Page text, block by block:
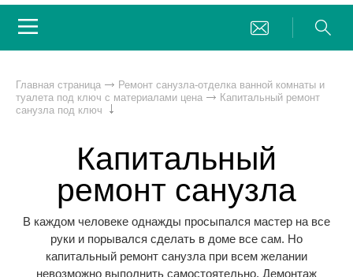
Главная страница
Ремонт санузла-отделка ванной комнаты и
туалета под ключ с материалами цена
Капитальный ремонт
санузла под ключ
Капитальный
ремонт санузла
В каждом человеке однажды просыпался мастер на все
руки и порывался сделать в доме все сам. Но
капитальный ремонт санузла при всем желании
невозможно выполнить самостоятельно. Демонтаж